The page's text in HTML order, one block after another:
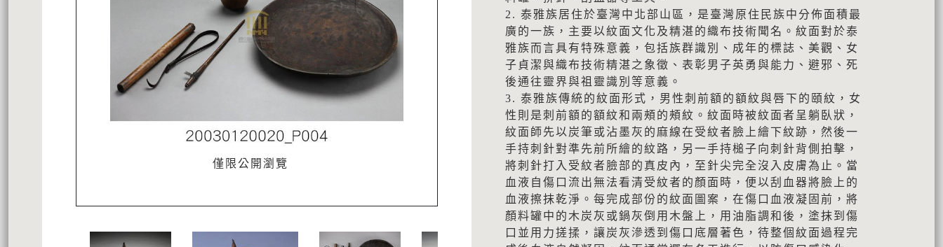
僅限公開瀏覽
2. 泰雅族居住於臺灣中北部山區，是臺灣原住民族中分佈面積最
廣的一族，主要以紋面文化及精湛的織布技術聞名。紋面對於泰
雅族而言具有特殊意義，包括族群識別、成年的標誌、美觀、女
子貞潔與織布技術精湛之象徵、表彰男子英勇與能力、避邪、死
後通往靈界與祖靈識別等意義。
3. 泰雅族傳統的紋面形式，男性刺前額的額紋與唇下的頤紋，女
性則是刺前額的額紋和兩頰的頰紋。紋面時被紋面者呈躺臥狀，
紋面師先以炭筆或沾墨灰的麻線在受紋者臉上繪下紋跡，然後一
手持刺針對準先前所繪的紋路，另一手持槌子向刺針背側拍擊，
將刺針打入受紋者臉部的真皮內，至針尖完全沒入皮膚為止。當
血液自傷口流出無法看清受紋者的顏面時，便以刮血器將臉上的
血液擦抹乾淨。每完成部份的紋面圖案，在傷口血液凝固前，將
顏料罐中的木炭灰或鍋灰倒用木盤上，用油脂調和後，塗抹到傷
口並用力搓揉，讓炭灰滲透到傷口底層著色，待整個紋面過程完